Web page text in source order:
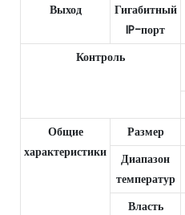
Выход
Гигабитный
IP-порт
Контроль
Общие
характеристики
Размер
Диапазон
температур
Власть